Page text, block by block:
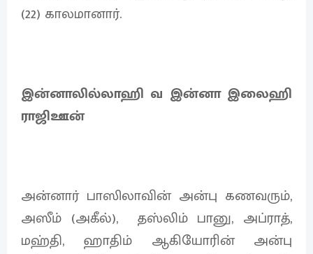
(22) காலமானார்.
இன்னாலில்லாஹி வ இன்னா இலைஹி
ராஜிஊன்
அன்னார் பாஸிலாவின் அன்பு கணவரும்,
அஸீம் (அகீல்), தஸ்லிம் பானு, அப்ராத்,
மஹ்தி, ஹாதிம் ஆகியோரின் அன்பு